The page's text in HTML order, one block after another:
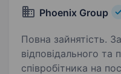
Phoenix Group
Повна зайнятість. Запрошуємо до команди
відповідального та
співробітника на